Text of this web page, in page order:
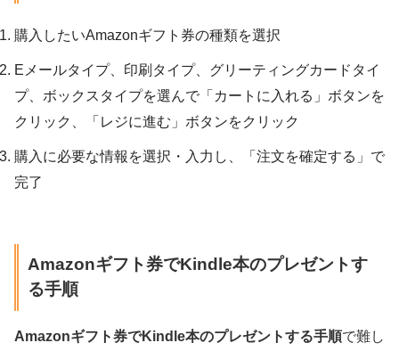
購入したいAmazonギフト券の種類を選択
Eメールタイプ、印刷タイプ、グリーティングカードタイ
プ、ボックスタイプを選んで「カートに入れる」ボタンを
クリック、「レジに進む」ボタンをクリック
購入に必要な情報を選択・入力し、「注文を確定する」で
完了
Amazonギフト券でKindle本のプレゼントす
る手順
Amazonギフト券でKindle本のプレゼントする手順で難し